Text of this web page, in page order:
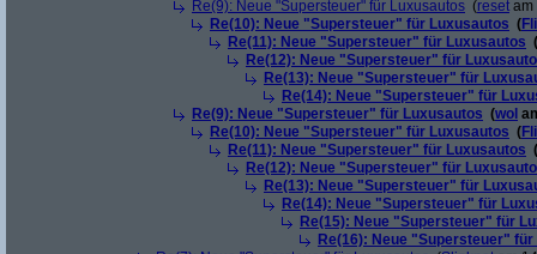
Re(9): Neue "Supersteuer" für Luxusautos (reset am
Re(10): Neue "Supersteuer" für Luxusautos (
Re(11): Neue "Supersteuer" für Luxusautos (
Re(12): Neue "Supersteuer" für
Re(13): Neue "Supersteuer" für
Re(14): Neue "Supersteuer" für
Re(9): Neue "Supersteuer" für Luxusautos (wol
Re(10): Neue "Supersteuer" für Luxusautos (
Re(11): Neue "Supersteuer" für Luxusautos (
Re(12): Neue "Supersteuer" für
Re(13): Neue "Supersteuer" für
Re(14): Neue "Supersteuer" für
Re(15): Neue "Supersteuer" für
Re(16): Neue "Supersteuer"